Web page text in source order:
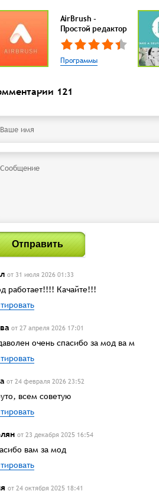
AirBrush -
Простой редактор
Программы
121
Отправить
от 31 июля 2026 01:33
работает!!!! Качайте!!!
от 27 апреля 2026 17:01
очень спасибо за мод ва м
от 24 февраля 2026 23:52
всем советую
от 23 декабря 2025 16:54
вам за мод
от 24 октября 2025 18:41